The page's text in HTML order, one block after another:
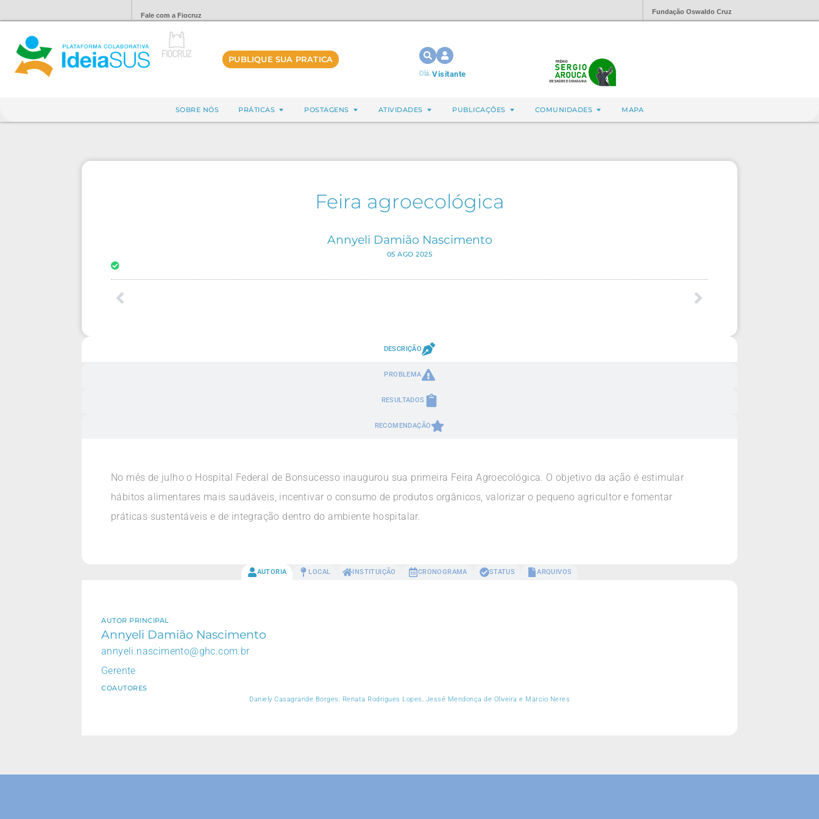
Fale com a Fiocruz Fundação Oswaldo Cruz
PUBLIQUE SUA PRATICA
Olá,Visitante
SOBRE NÓS PRÁTICAS POSTAGENS ATIVIDADES PUBLICAÇÕES COMUNIDADES MAPA
Feira agroecológica
Annyeli Damião Nascimento
05 AGO 2025
DESCRIÇÃO
PROBLEMA
RESULTADOS
RECOMENDAÇÃO
No mês de julho o Hospital Federal de Bonsucesso inaugurou sua primeira Feira Agroecológica. O objetivo da ação é estimular
hábitos alimentares mais saudáveis, incentivar o consumo de produtos orgânicos, valorizar o pequeno agricultor e fomentar
práticas sustentáveis e de integração dentro do ambiente hospitalar.
AUTORIA LOCAL INSTITUIÇÃO CRONOGRAMA STATUS ARQUIVOS
AUTOR PRINCIPAL
Annyeli Damião Nascimento
annyeli.nascimento@ghc.com.br
Gerente
COAUTORES
Daniely Casagrande Borges, Renata Rodrigues Lopes, Jessé Mendonça de Oliveira e Marcio Neres